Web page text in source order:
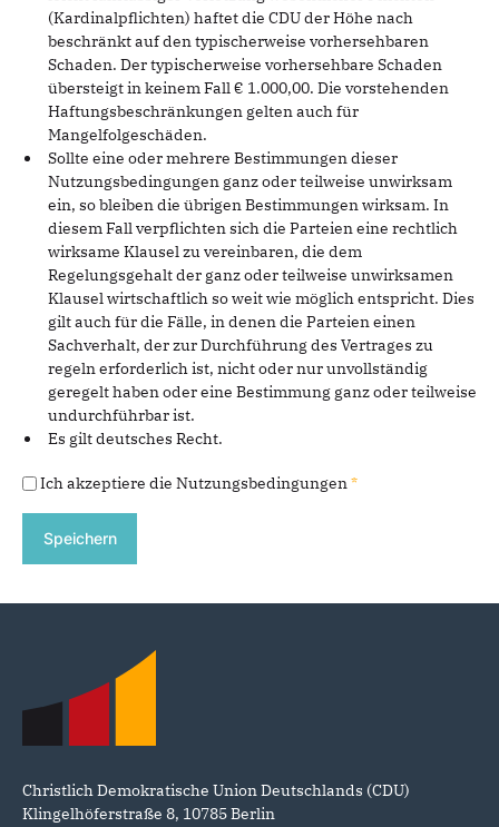
(Kardinalpflichten) haftet die CDU der Höhe nach
beschränkt auf den typischerweise vorhersehbaren
Schaden. Der typischerweise vorhersehbare Schaden
übersteigt in keinem Fall € 1.000,00. Die vorstehenden
Haftungsbeschränkungen gelten auch für
Mangelfolgeschäden.
Sollte eine oder mehrere Bestimmungen dieser
Nutzungsbedingungen ganz oder teilweise unwirksam
ein, so bleiben die übrigen Bestimmungen wirksam. In
diesem Fall verpflichten sich die Parteien eine rechtlich
wirksame Klausel zu vereinbaren, die dem
Regelungsgehalt der ganz oder teilweise unwirksamen
Klausel wirtschaftlich so weit wie möglich entspricht. Dies
gilt auch für die Fälle, in denen die Parteien einen
Sachverhalt, der zur Durchführung des Vertrages zu
regeln erforderlich ist, nicht oder nur unvollständig
geregelt haben oder eine Bestimmung ganz oder teilweise
undurchführbar ist.
Es gilt deutsches Recht.
Ich akzeptiere die Nutzungsbedingungen*
Fußbereich
Christlich Demokratische Union Deutschlands (CDU)
Klingelhöferstraße 8, 10785 Berlin